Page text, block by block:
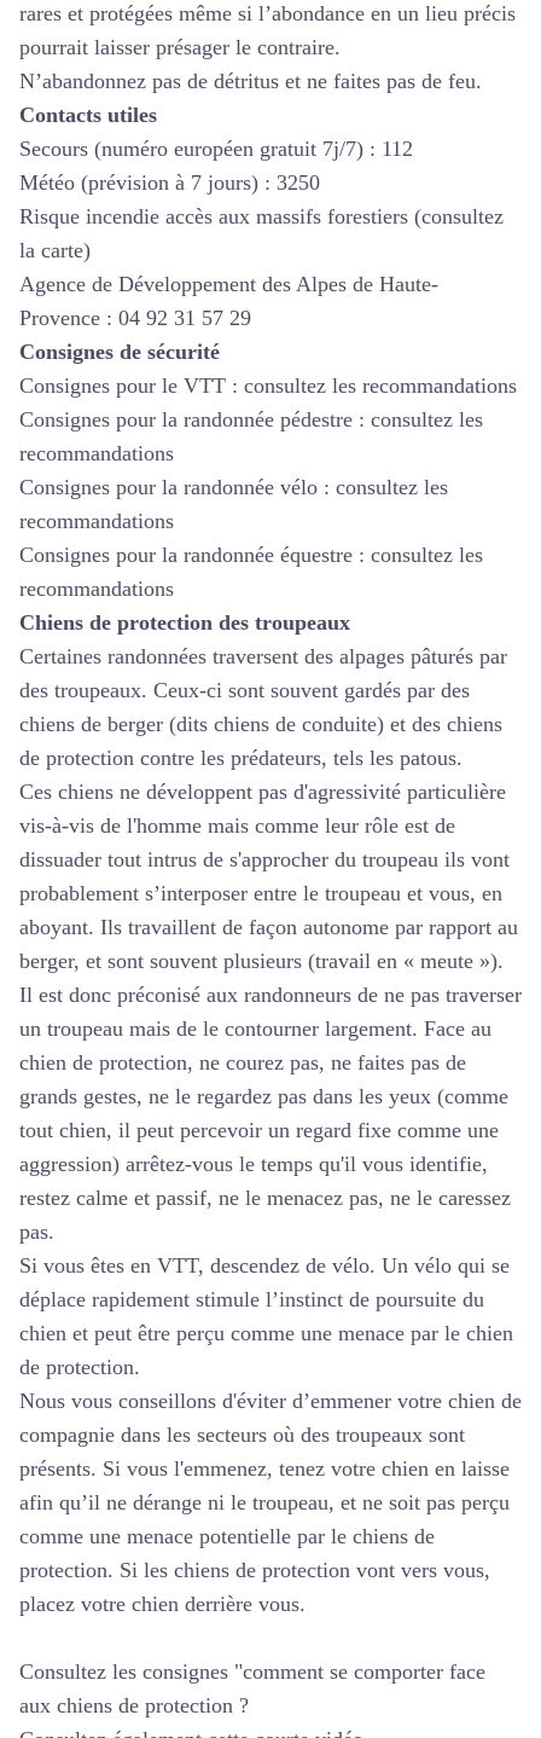
rares et protégées même si l’abondance en un lieu précis
pourrait laisser présager le contraire.
N’abandonnez pas de détritus et ne faites pas de feu.
Contacts utiles
Secours (numéro européen gratuit 7j/7) : 112
Météo (prévision à 7 jours) : 3250
Risque incendie accès aux massifs forestiers (consultez
la carte)
Agence de Développement des Alpes de Haute-
Provence : 04 92 31 57 29
Consignes de sécurité
Consignes pour le VTT : consultez les recommandations
Consignes pour la randonnée pédestre : consultez les
recommandations
Consignes pour la randonnée vélo : consultez les
recommandations
Consignes pour la randonnée équestre : consultez les
recommandations
Chiens de protection des troupeaux
Certaines randonnées traversent des alpages pâturés par
des troupeaux. Ceux-ci sont souvent gardés par des
chiens de berger (dits chiens de conduite) et des chiens
de protection contre les prédateurs, tels les patous.
Ces chiens ne développent pas d'agressivité particulière
vis-à-vis de l'homme mais comme leur rôle est de
dissuader tout intrus de s'approcher du troupeau ils vont
probablement s’interposer entre le troupeau et vous, en
aboyant. Ils travaillent de façon autonome par rapport au
berger, et sont souvent plusieurs (travail en « meute »).
Il est donc préconisé aux randonneurs de ne pas traverser
un troupeau mais de le contourner largement. Face au
chien de protection, ne courez pas, ne faites pas de
grands gestes, ne le regardez pas dans les yeux (comme
tout chien, il peut percevoir un regard fixe comme une
aggression) arrêtez-vous le temps qu'il vous identifie,
restez calme et passif, ne le menacez pas, ne le caressez
pas.
Si vous êtes en VTT, descendez de vélo. Un vélo qui se
déplace rapidement stimule l’instinct de poursuite du
chien et peut être perçu comme une menace par le chien
de protection.
Nous vous conseillons d'éviter d’emmener votre chien de
compagnie dans les secteurs où des troupeaux sont
présents. Si vous l'emmenez, tenez votre chien en laisse
afin qu’il ne dérange ni le troupeau, et ne soit pas perçu
comme une menace potentielle par le chiens de
protection. Si les chiens de protection vont vers vous,
placez votre chien derrière vous.
Consultez les consignes "comment se comporter face
aux chiens de protection ?